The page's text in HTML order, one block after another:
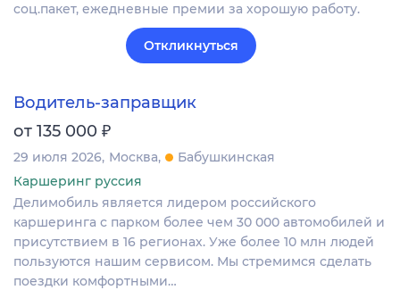
соц.пакет, ежедневные премии за хорошую работу.
Откликнуться
Водитель-заправщик
от 135 000 ₽
29 июля 2026 Москва
Бабушкинская
Каршеринг руссия
Делимобиль является лидером российского
каршеринга с парком более чем 30 000 автомобилей и
присутствием в 16 регионах. Уже более 10 млн людей
пользуются нашим сервисом. Мы стремимся сделать
поездки комфортными…